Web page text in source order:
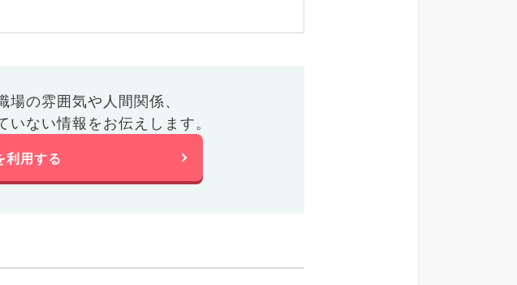
場の雰囲気や人間関係、
いない情報をお伝えします。
利用する